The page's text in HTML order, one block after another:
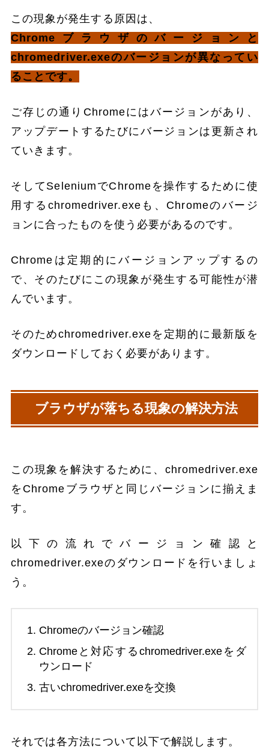
この現象が発生する原因は、
Chromeブラウザのバージョンと
chromedriver.exeのバージョンが異なってい
ることです。
ご存じの通りChromeにはバージョンがあり、
アップデートするたびにバージョンは更新され
ていきます。
そしてSeleniumでChromeを操作するために使
用するchromedriver.exeも、Chromeのバージ
ョンに合ったものを使う必要があるのです。
Chromeは定期的にバージョンアップするの
で、そのたびにこの現象が発生する可能性が潜
んでいます。
そのためchromedriver.exeを定期的に最新版を
ダウンロードしておく必要があります。
ブラウザが落ちる現象の解決方法
この現象を解決するために、chromedriver.exe
をChromeブラウザと同じバージョンに揃えま
す。
以下の流れでバージョン確認と
chromedriver.exeのダウンロードを行いましょ
う。
Chromeのバージョン確認
Chromeと対応するchromedriver.exeをダ
ウンロード
古いchromedriver.exeを交換
それでは各方法について以下で解説します。